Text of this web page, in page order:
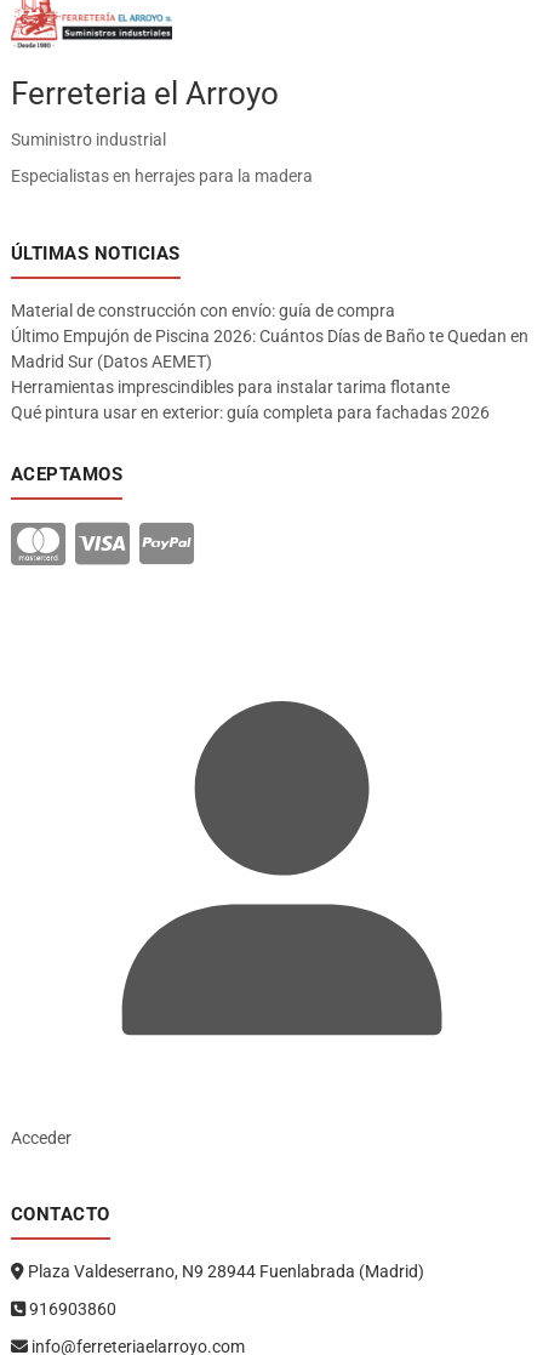
Ferreteria el Arroyo
Suministro industrial
Especialistas en herrajes para la madera
ÚLTIMAS NOTICIAS
Material de construcción con envío: guía de compra
Último Empujón de Piscina 2026: Cuántos Días de Baño te Quedan en
Madrid Sur (Datos AEMET)
Herramientas imprescindibles para instalar tarima flotante
Qué pintura usar en exterior: guía completa para fachadas 2026
ACEPTAMOS
Acceder
CONTACTO
Plaza Valdeserrano, N9 28944 Fuenlabrada (Madrid)
916903860
info@ferreteriaelarroyo.com